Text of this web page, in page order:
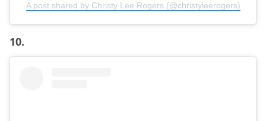
A post shared by Christy Lee Rogers (@christyleerogers)
10.